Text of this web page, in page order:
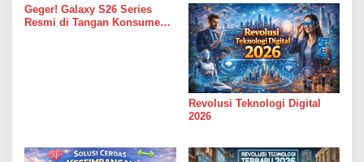
Geger! Galaxy S26 Series
Resmi di Tangan Konsumen
Revolusi Teknologi Digital
2026